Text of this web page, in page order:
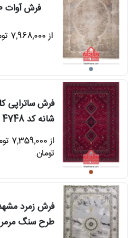
راهنمای
خرید
فرش آوات 1000 شانه کد 9315
از 7,968,000 تومان تا 59,122,000 تومان
شانه کد 4748 روناسی
تومان
طرح سنگ مرمر